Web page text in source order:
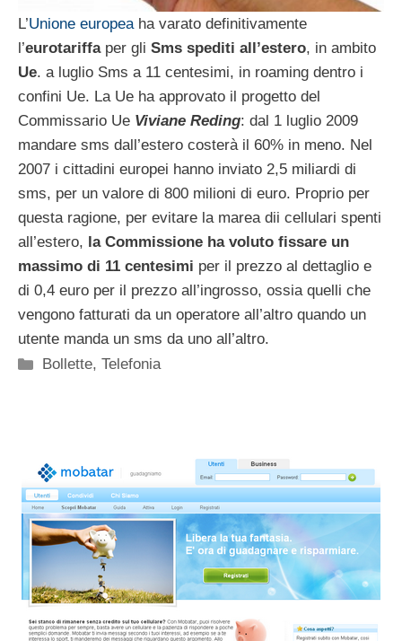
L’Unione europeaha varato definitivamente
l’eurotariffaper gli Sms spediti all’estero, in ambito
Ue. a luglio Sms a 11 centesimi, in roaming dentro i
confini Ue. La Ue ha approvato il progetto del
Commissario Ue Viviane Reding: dal 1 luglio 2009
mandare sms dall’estero costerà il 60% in meno. Nel
2007 i cittadini europei hanno inviato 2,5 miliardi di
sms, per un valore di 800 milioni di euro. Proprio per
questa ragione, per evitare la marea dii cellulari spenti
all’estero, la Commissione ha voluto fissare un
massimo di 11 centesimi per il prezzo al dettaglio e
di 0,4 euro per il prezzo all’ingrosso, ossia quelli che
vengono fatturati da un operatore all’altro quando un
utente manda un sms da uno all’altro.
Categorie
Bollette,Telefonia